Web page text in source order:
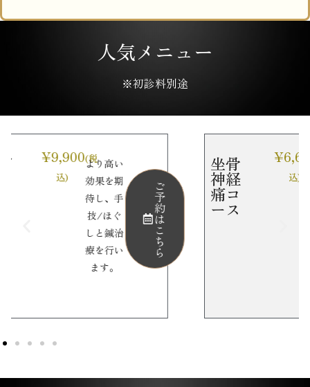
人気メニュー
※初診料別途
坐骨
神経
痛コ
ース
込)
腰痛やお
尻や足の
痛み・し
びれに対